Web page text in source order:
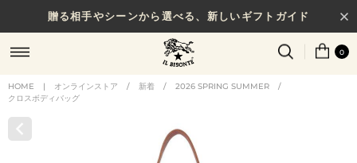
贈る相手やシーンから選べる、新しいギフトガイド
0
HOME | オンラインストア / 新着 / 2026 SPRING SUMMER
/
クロスボディバッグ